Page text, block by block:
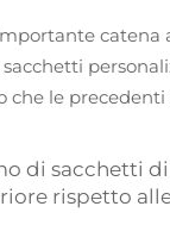
che le
di sacchetti
rispetto